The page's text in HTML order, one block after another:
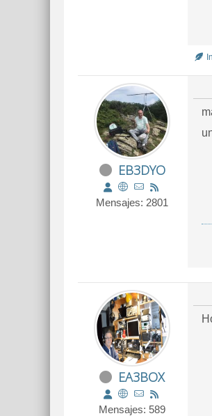
EB3DYO
Mensajes: 2801
EA3BOX
Mensajes: 589